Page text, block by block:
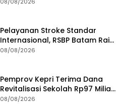
Pelayanan Stroke Standar
Internasional, RSBP Batam Raih
Diamond Status dari WSO
08/08/2026
Pemprov Kepri Terima Dana
Revitalisasi Sekolah Rp97 Miliar,
Jangkau Wilayah 3T di Kepri
08/08/2026